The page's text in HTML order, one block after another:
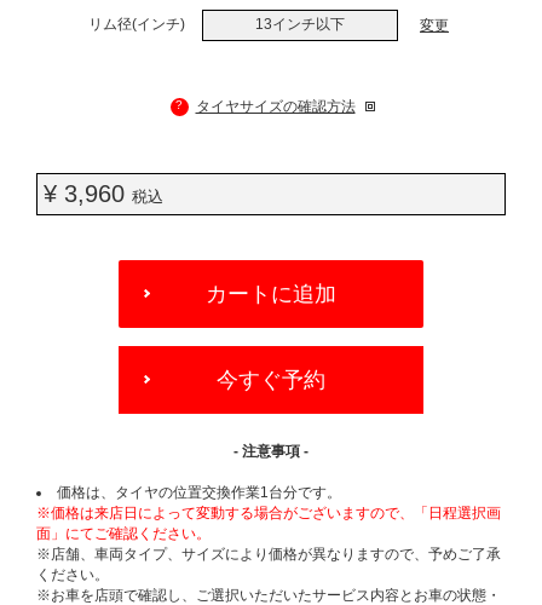
リム径(インチ) 13インチ以下 変更
? タイヤサイズの確認方法
¥ 3,960 税込
OPTIONS
カートに追加
今すぐ予約
- 注意事項 -
価格は、タイヤの位置交換作業1台分です。
※価格は来店日によって変動する場合がございますので、「日程選択画
面」にてご確認ください。
※店舗、車両タイプ、サイズにより価格が異なりますので、予めご了承
ください。
※お車を店頭で確認し、ご選択いただいたサービス内容とお車の状態・